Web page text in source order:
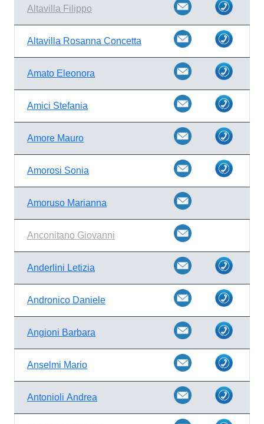
Altavilla Filippo
Altavilla Rosanna Concetta
Amato Eleonora
Amici Stefania
Amore Mauro
Amorosi Sonia
Amoruso Marianna
Anconitano Giovanni
Anderlini Letizia
Andronico Daniele
Angioni Barbara
Anselmi Mario
Antonioli Andrea